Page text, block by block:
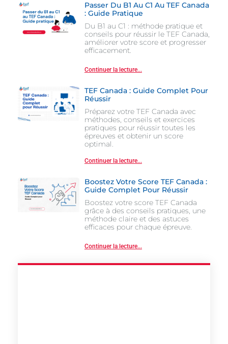
Passer Du B1 Au C1 Au TEF Canada
: Guide Pratique
Du B1 au C1 : méthode pratique et
conseils pour réussir le TEF Canada,
améliorer votre score et progresser
efficacement.
Continuer la lecture...
TEF Canada : Guide Complet Pour
Réussir
Préparez votre TEF Canada avec
méthodes, conseils et exercices
pratiques pour réussir toutes les
épreuves et obtenir un score
optimal.
Continuer la lecture...
Boostez Votre Score TEF Canada :
Guide Complet Pour Réussir
Boostez votre score TEF Canada
grâce à des conseils pratiques, une
méthode claire et des astuces
efficaces pour chaque épreuve.
Continuer la lecture...